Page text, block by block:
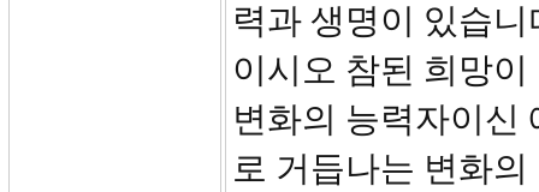
력과 생명이 있습
이시오 참된 희망
변화의 능력자이신
로 거듭나는 변화